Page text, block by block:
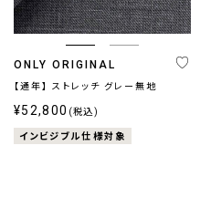
ONLY ORIGINAL
【通年】 ストレッチ グレー無地
¥52,800 (税込)
インビジブル仕様対象